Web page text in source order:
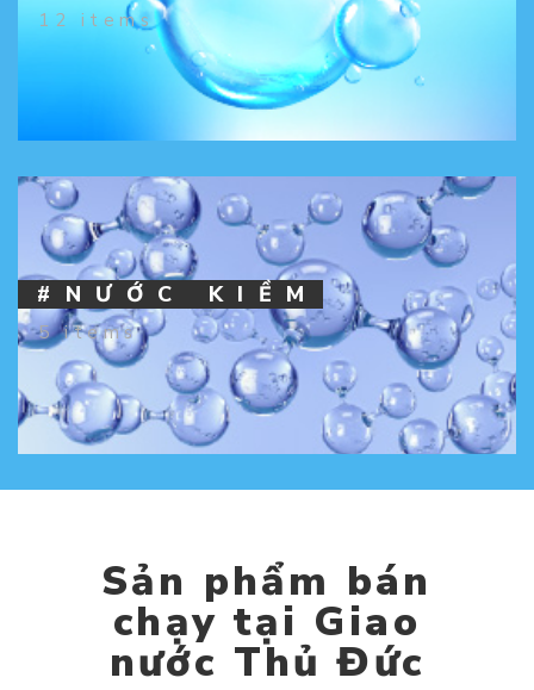
12 items
#NƯỚC KIỀM
5 items
Sản phẩm bán
chạy tại Giao
nước Thủ Đức